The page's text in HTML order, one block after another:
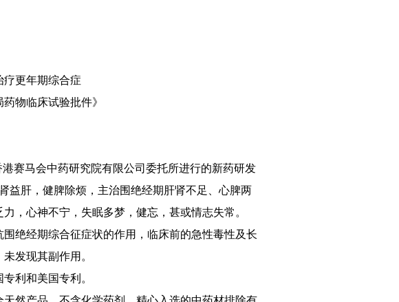
疗更年期综合症
物临床试验批件》
赛马会中药研究院有限公司委托所进行的新药研发
益肝，健脾除烦，主治围绝经期肝肾不足、心脾两
，心神不宁，失眠多梦，健忘，甚或情志失常。
绝经期综合征症状的作用，临床前的急性毒性及长
发现其副作用。
利和美国专利。